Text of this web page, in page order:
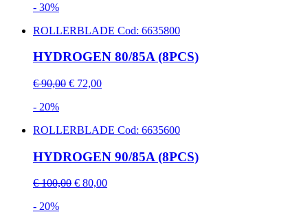
- 30%
ROLLERBLADE Cod: 6635800
HYDROGEN 80/85A (8PCS)
€ 90,00 € 72,00
- 20%
ROLLERBLADE Cod: 6635600
HYDROGEN 90/85A (8PCS)
€ 100,00 € 80,00
- 20%